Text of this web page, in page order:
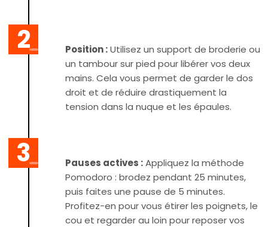
Position :Utilisez un support de broderie ou
un tambour sur pied pour libérer vos deux
mains. Cela vous permet de garder le dos
droit et de réduire drastiquement la
tension dans la nuque et les épaules.
Pauses actives :Appliquez la méthode
Pomodoro : brodez pendant 25 minutes,
puis faites une pause de 5 minutes.
Profitez-en pour vous étirer les poignets, le
cou et regarder au loin pour reposer vos